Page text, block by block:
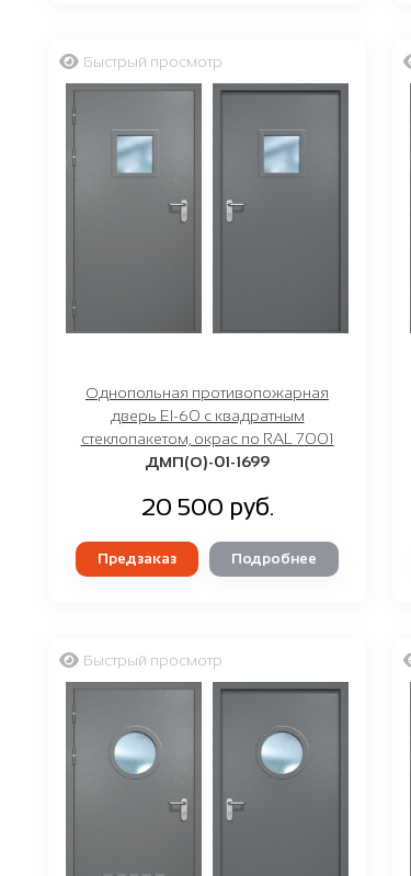
Быстрый просмотр
Однопольная противопожарная
дверь EI-60 с квадратным
стеклопакетом, окрас по RAL 7001
ДМП(О)-01-1699
20 500 руб.
Предзаказ Подробнее
Быстрый просмотр